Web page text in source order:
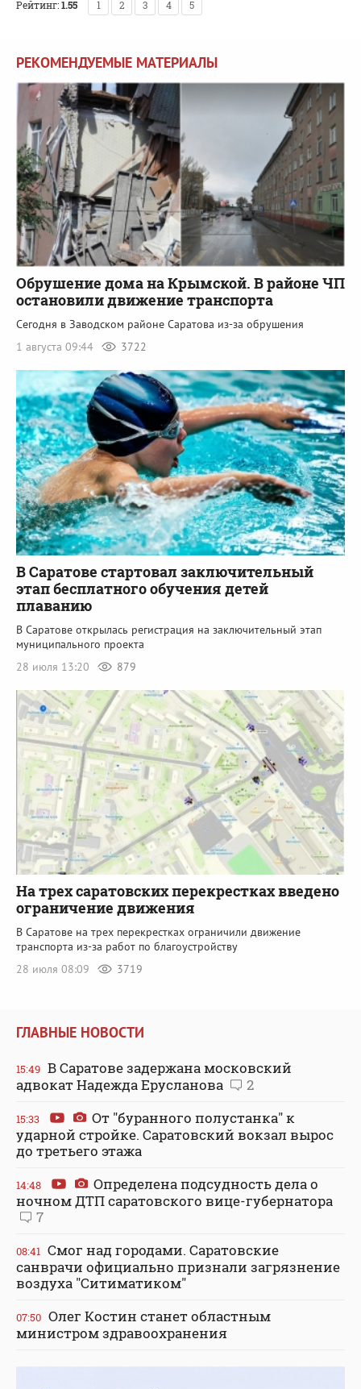
Рейтинг:1.55 1 2 3 4 5
РЕКОМЕНДУЕМЫЕ МАТЕРИАЛЫ
Обрушение дома на Крымской. В районе ЧП
остановили движение транспорта
Сегодня в Заводском районе Саратова из-за обрушения
1 августа 09:44
3722
В Саратове стартовал заключительный
этап бесплатного обучения детей
плаванию
В Саратове открылась регистрация на заключительный этап
муниципального проекта
28 июля 13:20
879
На трех саратовских перекрестках введено
ограничение движения
В Саратове на трех перекрестках ограничили движение
транспорта из-за работ по благоустройству
28 июля 08:09
3719
ГЛАВНЫЕ НОВОСТИ
15:49 В Саратове задержана московский
адвокат Надежда Ерусланова
2
15:33
От "буранного полустанка" к
ударной стройке. Саратовский вокзал вырос
до третьего этажа
14:48
Определена подсудность дела о
ночном ДТП саратовского вице-губернатора
7
08:41 Смог над городами. Саратовские
санврачи официально признали загрязнение
воздуха "Ситиматиком"
07:50 Олег Костин станет областным
министром здравоохранения